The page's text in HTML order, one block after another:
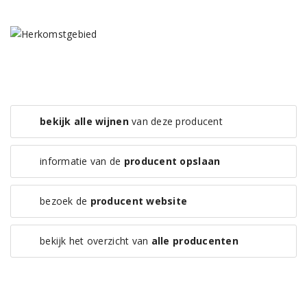
bekijk alle wijnenvan deze producent
informatie van de producent opslaan
bezoek de producent website
bekijk het overzicht van alle producenten